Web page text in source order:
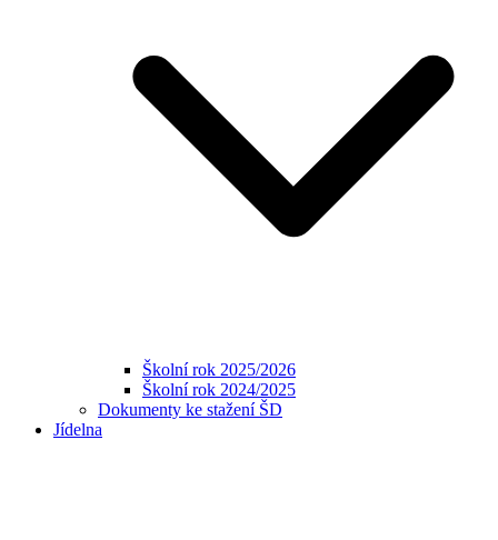
Školní rok 2025/2026
Školní rok 2024/2025
Dokumenty ke stažení ŠD
Jídelna